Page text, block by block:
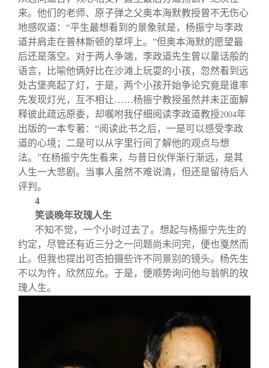
来。他们的老师、原子弹之父奥本海默教授曾不无伤心
地感叹道：“平生最想看到的景象就是，杨振宁与李政
道并肩走在普林斯顿的草坪上。”但奥本海默的愿望最
后还是落空。对于两人争端，李政道先生曾以童话般的
语言，比喻他俩好比在沙滩上玩耍的小孩，忽然看到远
处古堡亮起了灯，于是，两个小孩开始争论究竟是谁率
先发现灯光，互不相让……杨振宁教授虽然并未正面解
释彼此疏远原委，却嘱咐我仔细阅读李政道教授2004年
出版的一本专著：“阅读此书之后，一是可以感受李政
道的心境；二是可以从字里行间了解他的观点与想
法。”在杨振宁先生看来，与昔日伙伴渐行渐远，是其
人生一大悲剧。当事人虽然不难说清，但还是留待后人
评判。
4
笑谈晚年玫瑰人生
不知不觉，一个小时过去了。想起与杨振宁先生的
约定，尽管还有近三分之一问题尚未问完，便也戛然而
止。但我也提出可否拍摄些许不同景别的镜头。杨先生
不以为忤，欣然应允。于是，便顺势询问他与翁帆的玫
瑰人生。